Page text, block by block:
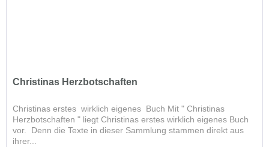
Christinas Herzbotschaften
Christinas erstes wirklich eigenes Buch Mit " Christinas
Herzbotschaften " liegt Christinas erstes wirklich eigenes Buch
vor. Denn die Texte in dieser Sammlung stammen direkt aus
ihrer...